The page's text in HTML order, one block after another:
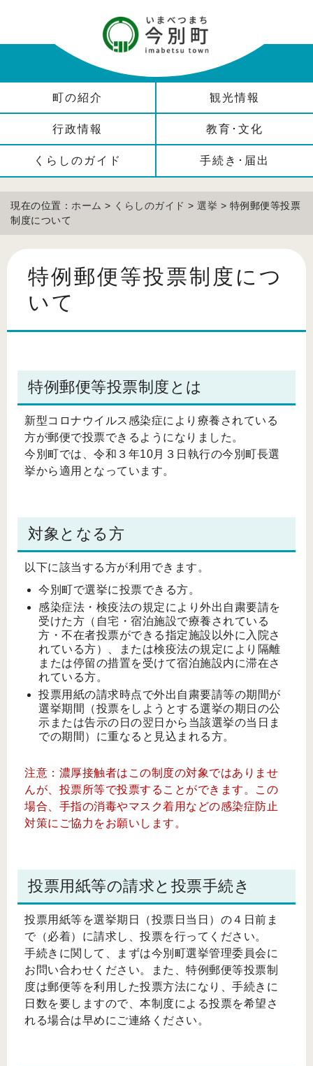
町の紹介 観光情報
行政情報 教育･文化
くらしのガイド 手続き･届出
現在の位置： ホーム > くらしのガイド > 選挙 > 特例郵便等投票
制度について
特例郵便等投票制度につ
いて
特例郵便等投票制度とは
新型コロナウイルス感染症により療養されている
方が郵便で投票できるようになりました。
今別町では、令和３年10月３日執行の今別町長選
挙から適用となっています。
対象となる方
以下に該当する方が利用できます。
今別町で選挙に投票できる方。
感染症法・検疫法の規定により外出自粛要請を
受けた方（自宅・宿泊施設で療養されている
方・不在者投票ができる指定施設以外に入院さ
れている方）、または検疫法の規定により隔離
または停留の措置を受けて宿泊施設内に滞在さ
れている方。
投票用紙の請求時点で外出自粛要請等の期間が
選挙期間（投票をしようとする選挙の期日の公
示または告示の日の翌日から当該選挙の当日ま
での期間）に重なると見込まれる方。
注意：濃厚接触者はこの制度の対象ではありませ
んが、投票所等で投票することができます。この
場合、手指の消毒やマスク着用などの感染症防止
対策にご協力をお願いします。
投票用紙等の請求と投票手続き
投票用紙等を選挙期日（投票日当日）の４日前ま
で（必着）に請求し、投票を行ってください。
手続きに関して、まずは今別町選挙管理委員会に
お問い合わせください。また、特例郵便等投票制
度は郵便等を利用した投票方法になり、手続きに
日数を要しますので、本制度による投票を希望さ
れる場合は早めにご連絡ください。